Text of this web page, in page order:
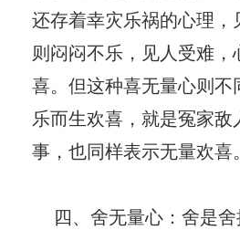
还存着幸灾乐祸的心理，
则闷闷不乐，见人受难，
喜。但这种喜无量心则
乐而生欢喜，就是冤家
事，也同样表示无量欢喜。
四、舍无量心：舍是舍